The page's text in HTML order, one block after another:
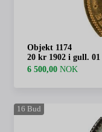
Objekt 1174
20 kr 1902 i gull. 01
6 500,00 NOK
16 Bud